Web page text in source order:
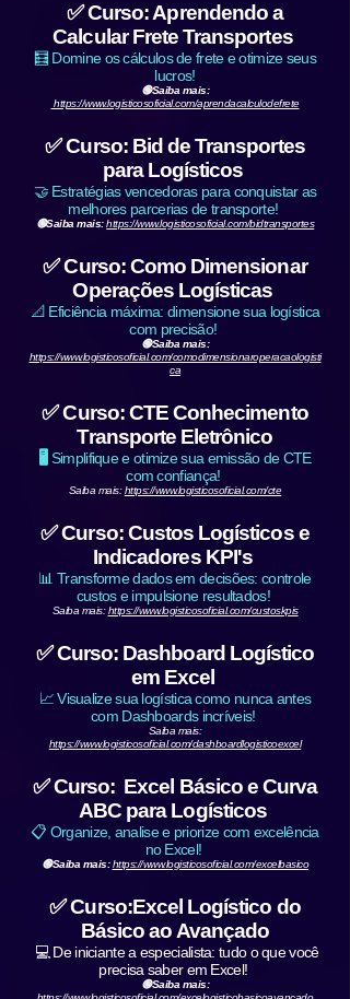
✅ Curso: Aprendendo a
Calcular Frete Transportes
🧮 Domine os cálculos de frete e otimize seus
lucros!
🟢Saiba mais:
https://www.logisticosoficial.com/aprendacalculodefrete
✅ Curso: Bid de Transportes
para Logísticos
🤝 Estratégias vencedoras para conquistar as
melhores parcerias de transporte!
🟢Saiba mais:https://www.logisticosoficial.com/bidtransportes
✅ Curso: Como Dimensionar
Operações Logísticas
📐 Eficiência máxima: dimensione sua logística
com precisão!
🟢Saiba mais:
https://www.logisticosoficial.com/comodimensionaroperacaologisti
ca
✅ Curso: CTE Conhecimento
Transporte Eletrônico
🖥️ Simplifique e otimize sua emissão de CTE
com confiança!
Saiba mais:https://www.logisticosoficial.com/cte
✅ Curso: Custos Logísticos e
Indicadores KPI's
📊 Transforme dados em decisões: controle
custos e impulsione resultados!
Saiba mais:https://www.logisticosoficial.com/custoskpis
✅ Curso: Dashboard Logístico
em Excel
📈 Visualize sua logística como nunca antes
com Dashboards incríveis!
Saiba mais:
https://www.logisticosoficial.com/dashboardlogisticoexcel
✅ Curso: Excel Básico e Curva
ABC para Logísticos
📋 Organize, analise e priorize com excelência
no Excel!
🟢Saiba mais:https://www.logisticosoficial.com/excelbasico
✅ Curso:Excel Logístico do
Básico ao Avançado
💻 De iniciante a especialista: tudo o que você
precisa saber em Excel!
🟢Saiba mais: